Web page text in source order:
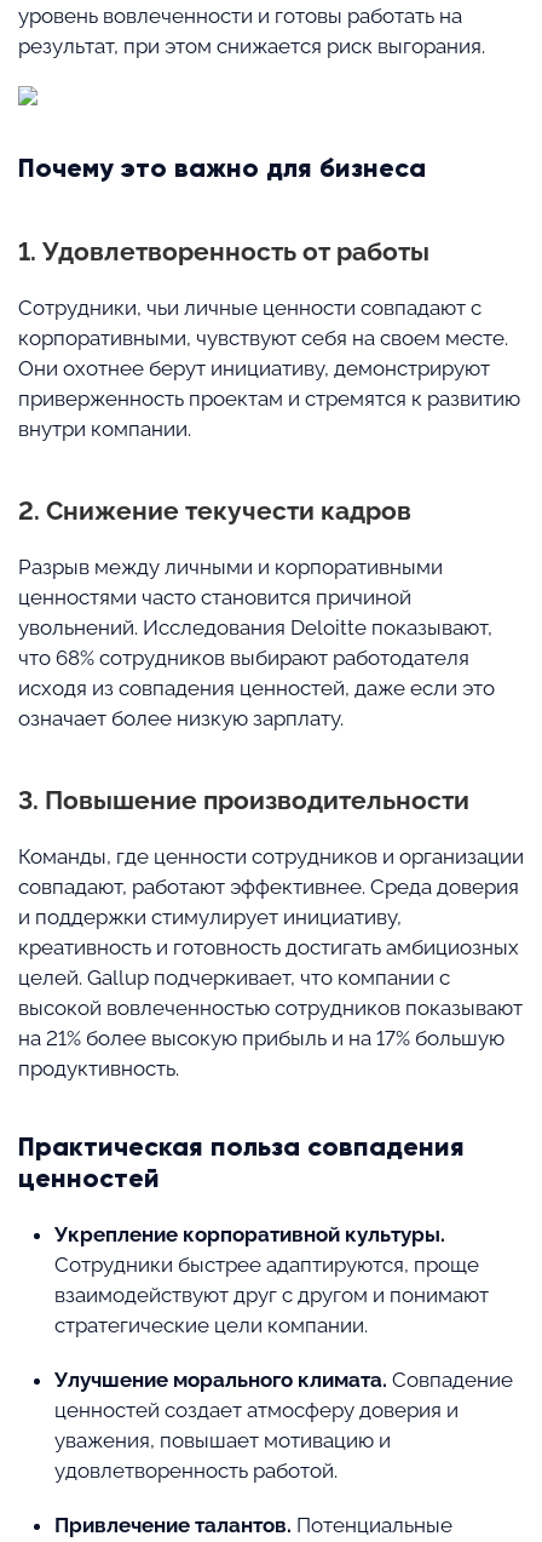
уровень вовлеченности и готовы работать на
результат, при этом снижается риск выгорания.
Почему это важно для бизнеса
1. Удовлетворенность от работы
Сотрудники, чьи личные ценности совпадают с
корпоративными, чувствуют себя на своем месте.
Они охотнее берут инициативу, демонстрируют
приверженность проектам и стремятся к развитию
внутри компании.
2. Снижение текучести кадров
Разрыв между личными и корпоративными
ценностями часто становится причиной
увольнений. Исследования Deloitte показывают,
что 68% сотрудников выбирают работодателя
исходя из совпадения ценностей, даже если это
означает более низкую зарплату.
3. Повышение производительности
Команды, где ценности сотрудников и организации
совпадают, работают эффективнее. Среда доверия
и поддержки стимулирует инициативу,
креативность и готовность достигать амбициозных
целей. Gallup подчеркивает, что компании с
высокой вовлеченностью сотрудников показывают
на 21% более высокую прибыль и на 17% большую
продуктивность.
Практическая польза совпадения
ценностей
Укрепление корпоративной культуры.
Сотрудники быстрее адаптируются, проще
взаимодействуют друг с другом и понимают
стратегические цели компании.
Улучшение морального климата. Совпадение
ценностей создает атмосферу доверия и
уважения, повышает мотивацию и
удовлетворенность работой.
Привлечение талантов. Потенциальные